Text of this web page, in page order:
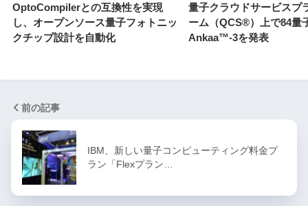
OptoCompilerとの互換性を実現
し、オープンソース量子フォトニッ
クチップ設計を自動化
量子クラウドサービスプ
ーム（QCS®）上で84量
Ankaa™-3を発表
前の記事
IBM、新しい量子コンピューティング料金プ
ラン「Flexプラン…